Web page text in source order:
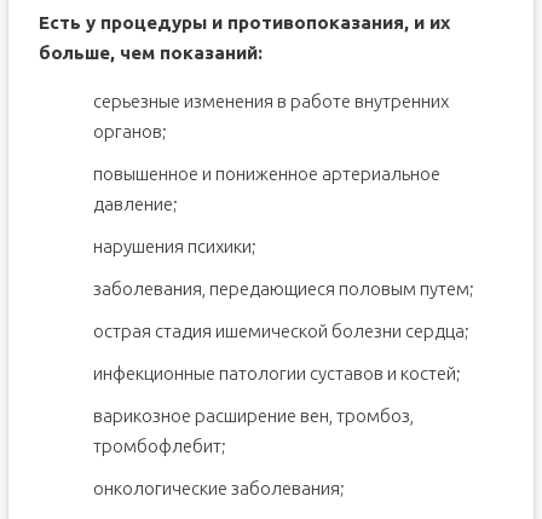
Есть у процедуры и противопоказания, и их
больше, чем показаний:
серьезные изменения в работе внутренних
органов;
повышенное и пониженное артериальное
давление;
нарушения психики;
заболевания, передающиеся половым путем;
острая стадия ишемической болезни сердца;
инфекционные патологии суставов и костей;
варикозное расширение вен, тромбоз,
тромбофлебит;
онкологические заболевания;